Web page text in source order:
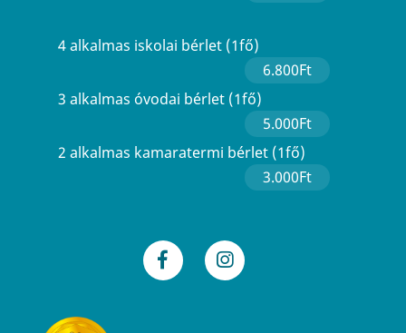
4 alkalmas iskolai bérlet (1fő)
6.800Ft
3 alkalmas óvodai bérlet (1fő)
5.000Ft
2 alkalmas kamaratermi bérlet (1fő)
3.000Ft